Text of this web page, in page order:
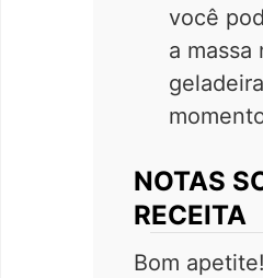
você
a massa
NOTAS
RECEITA
Bom apetite!